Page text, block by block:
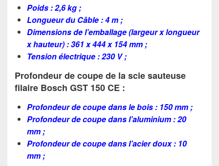
Poids : 2,6 kg ;
Longueur du Câble : 4 m ;
Dimensions de l’emballage (largeur x longueur
x hauteur) : 361 x 444 x 154 mm ;
Tension électrique : 230 V ;
Profondeur de coupe de la scie sauteuse
filaire Bosch GST 150 CE :
Profondeur de coupe dans le bois : 150 mm ;
Profondeur de coupe dans l’aluminium : 20
mm ;
Profondeur de coupe dans l’acier doux : 10
mm ;